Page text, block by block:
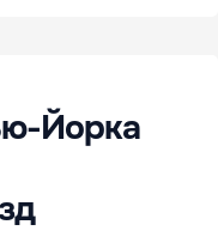
Йорка